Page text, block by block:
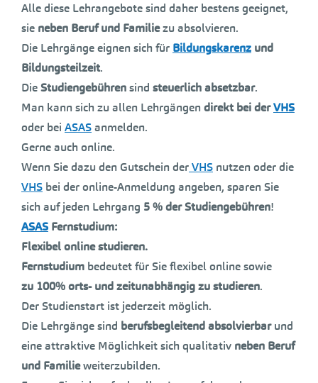
Alle diese Lehrangebote sind daher bestens geeignet,
sie neben Beruf und Familiezu absolvieren.
Die Lehrgänge eignen sich für Bildungskarenz und
Bildungsteilzeit.
DieStudiengebührensind steuerlich absetzbar.
Man kann sich zu allen Lehrgängen direkt bei derVHS
oder bei ASASanmelden.
Gerne auch online.
Wenn Sie dazu den Gutschein derVHS nutzen oder die
VHS bei der online-Anmeldung angeben, sparen Sie
sich auf jeden Lehrgang 5 % der Studiengebühren!
ASAS Fernstudium:
Flexibel online studieren.
Fernstudium bedeutet für Sie flexibel online sowie
zu 100% orts- und zeitunabhängig zu studieren.
Der Studienstart ist jederzeit möglich.
Die Lehrgänge sind berufsbegleitend absolvierbarund
eine attraktive Möglichkeit sich qualitativ neben Beruf
und Familieweiterzubilden.